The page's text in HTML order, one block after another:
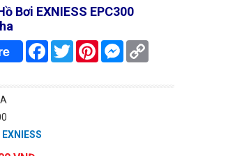
Bơi EXNIESS EPC300
FacebookTwitterPinterestMessenger
EXNIESS